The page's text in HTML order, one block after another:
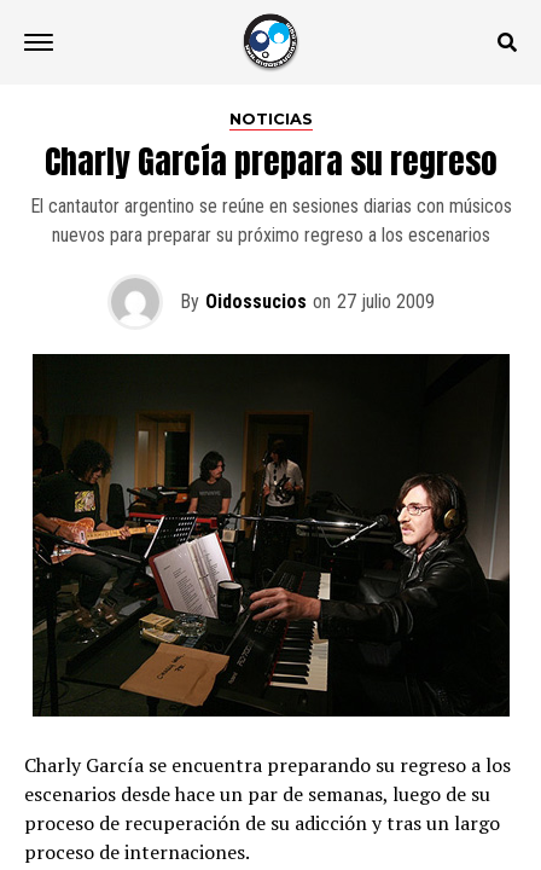
NOTICIAS
Charly García prepara su regreso
El cantautor argentino se reúne en sesiones diarias con músicos
nuevos para preparar su próximo regreso a los escenarios
By Oidossucios on 27 julio 2009
Charly García se encuentra preparando su regreso a los
escenarios desde hace un par de semanas, luego de su
proceso de recuperación de su adicción y tras un largo
proceso de internaciones.